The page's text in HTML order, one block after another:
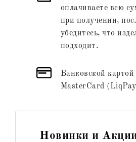
оплачиваете всю
при получении,
убедитесь, что
подходит.
Банковской
MasterCard
Новинки и